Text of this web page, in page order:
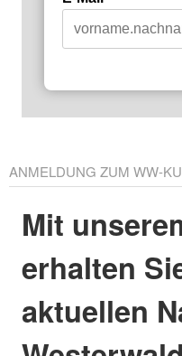
ANMELDUNG ZUM WW-
Mit
erhalten
aktuellen